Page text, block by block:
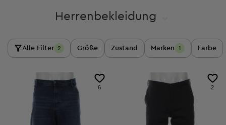
Herrenbekleidung
Alle Filter 2 Größe Zustand Marken 1 Farbe
6 2